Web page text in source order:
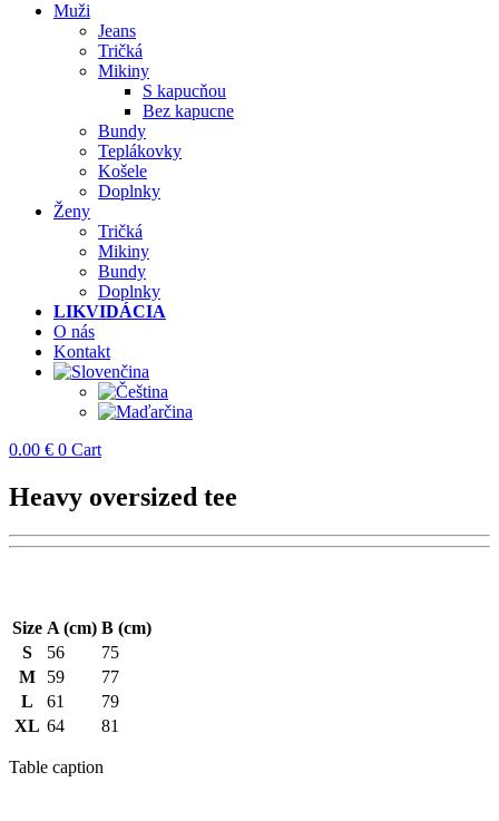
Muži
Jeans
Tričká
Mikiny
S kapucňou
Bez kapucne
Bundy
Teplákovky
Košele
Doplnky
Ženy
Tričká
Mikiny
Bundy
Doplnky
LIKVIDÁCIA
O nás
Kontakt
0.00 € 0 Cart
Heavy oversized tee
Size A (cm) B (cm)
S
56
75
M
59
77
L
61
79
XL 64 81
Table caption